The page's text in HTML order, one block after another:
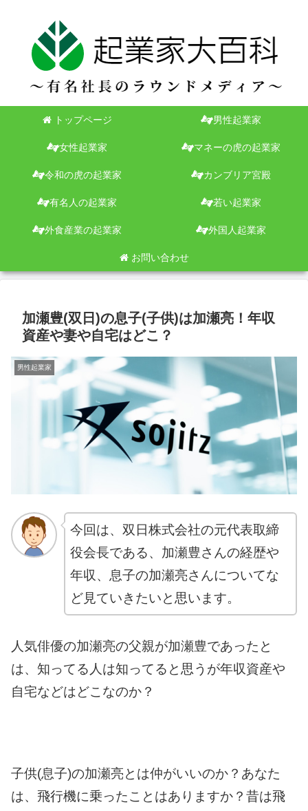
トップページ 男性起業家
女性起業家 マネーの虎の起業家
令和の虎の起業家 カンブリア宮殿
有名人の起業家 若い起業家
外食産業の起業家 外国人起業家
お問い合わせ
加瀬豊(双日)の息子(子供)は加瀬亮！年収
資産や妻や自宅はどこ？
男性起業家
今回は、双日株式会社の元代表取締
役会長である、加瀬豊さんの経歴や
年収、息子の加瀬亮さんについてな
ど見ていきたいと思います。
人気俳優の加瀬亮の父親が加瀬豊であったと
は、知ってる人は知ってると思うが年収資産や
自宅などはどこなのか？
子供(息子)の加瀬亮とは仲がいいのか？ あなた
は、飛行機に乗ったことはありますか？ 昔は飛